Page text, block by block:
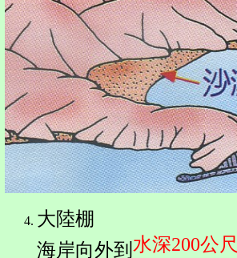
大陸棚
海岸向外到 水深200公